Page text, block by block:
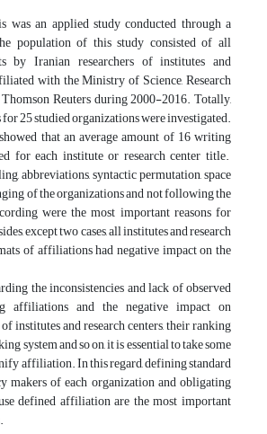
was an applied study conducted through a
population of this study consisted of all
by Iranian researchers of institutes and
with the Ministry of Science, Research
Reuters during 2000-2016. Totally,
25 studied organizations were investigated.
that an average amount of 16 writing
for each institute or research center title.
abbreviations, syntactic permutation, space
of the organizations and not following the
were the most important reasons for
except two cases, all institutes and research
of affiliations had negative impact on the
the inconsistencies and lack of observed
affiliations and the negative impact on
institutes and research centers, their ranking
system and so on, it is essential to take some
affiliation. In this regard, defining standard
of each organization and obligating
defined affiliation are the most important